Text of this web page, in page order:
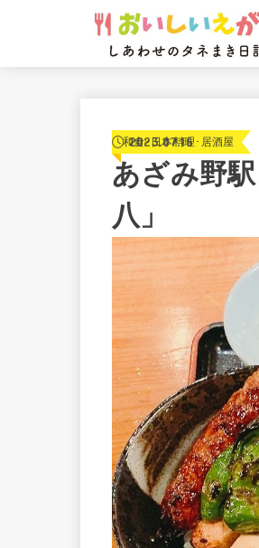
和食･日本料理･居酒屋
2023.07.16
あざみ野
八」